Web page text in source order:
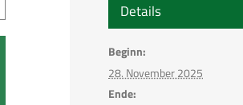
Details
Beginn:
28. November 2025
Ende: